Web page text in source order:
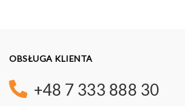
OBSŁUGA KLIENTA
+48 7 333 888 30